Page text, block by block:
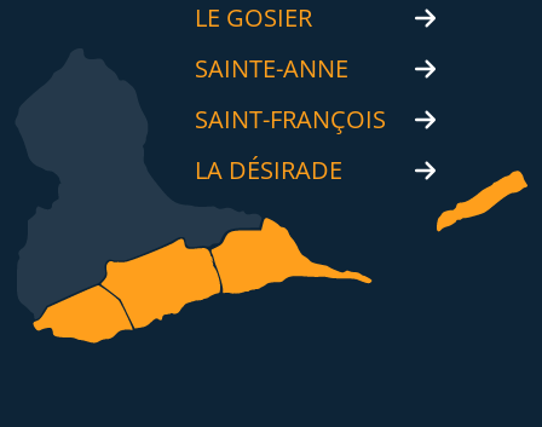
LE GOSIER
SAINTE-ANNE
SAINT-FRANÇOIS
LA DÉSIRADE